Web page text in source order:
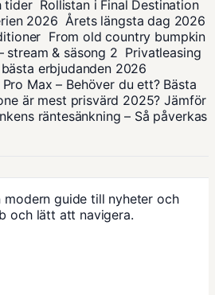
tider Rollistan i Final Destination
2026 Årets längsta dag 2026
From old country bumpkin
stream & säsong 2 Privatleasing
erbjudanden 2026
Max – Behöver du ett? Bästa
är mest prisvärd 2025? Jämför
räntesänkning – Så påverkas
modern guide till nyheter och
och lätt att navigera.